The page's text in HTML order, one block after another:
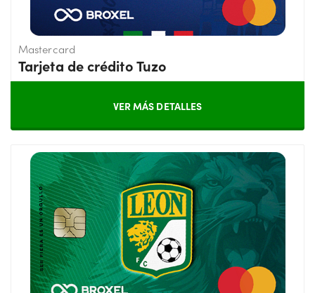
Mastercard
Tarjeta de crédito Tuzo
VER MÁS DETALLES